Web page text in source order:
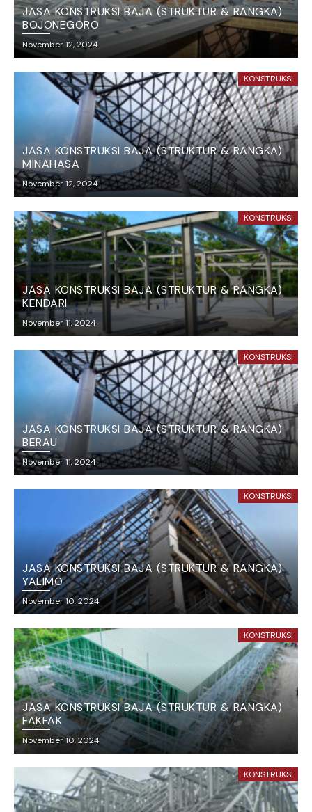
JASA KONSTRUKSI BAJA (STRUKTUR & RANGKA)
BOJONEGORO
November 12, 2024
KONSTRUKSI
JASA KONSTRUKSI BAJA (STRUKTUR & RANGKA)
MINAHASA
November 12, 2024
KONSTRUKSI
JASA KONSTRUKSI BAJA (STRUKTUR & RANGKA)
KENDARI
November 11, 2024
KONSTRUKSI
JASA KONSTRUKSI BAJA (STRUKTUR & RANGKA)
BERAU
November 11, 2024
KONSTRUKSI
JASA KONSTRUKSI BAJA (STRUKTUR & RANGKA)
YALIMO
November 10, 2024
KONSTRUKSI
JASA KONSTRUKSI BAJA (STRUKTUR & RANGKA)
FAKFAK
November 10, 2024
KONSTRUKSI